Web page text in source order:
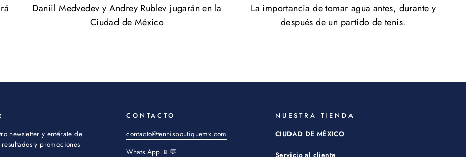
Daniil Medvedev y Andrey Rublev jugarán en la
Ciudad de México
La importancia de tomar agua antes, durante y
después de un partido de tenis.
newsletter y entérate de
y promociones
CONTACTO
contacto@tennisboutiquemx.com
Whats App 📱💬
NUESTRA TIENDA
CIUDAD DE MÉXICO